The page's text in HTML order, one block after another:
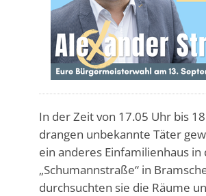
In der Zeit von 17.05 Uhr bis
drangen unbekannte Täter
ein anderes Einfamilienhaus in
„Schumannstraße“ in
durchsuchten sie die Räume